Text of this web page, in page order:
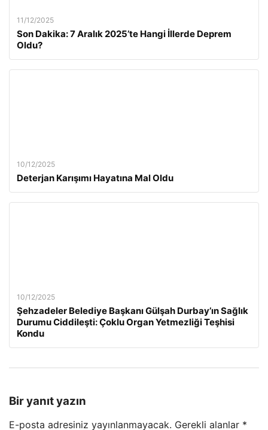
11/12/2025
Son Dakika: 7 Aralık 2025’te Hangi İllerde Deprem
Oldu?
10/12/2025
Deterjan Karışımı Hayatına Mal Oldu
10/12/2025
Şehzadeler Belediye Başkanı Gülşah Durbay’ın Sağlık
Durumu Ciddileşti: Çoklu Organ Yetmezliği Teşhisi
Kondu
Bir yanıt yazın
E-posta adresiniz yayınlanmayacak. Gerekli alanlar *